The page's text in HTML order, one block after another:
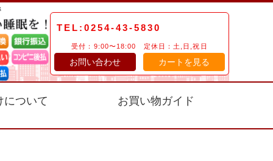
TEL:0254-43-5830
受付：9:00〜18:00 定休日：土,日,祝日
お問い合わせ カートを見る
について お買い物ガイド